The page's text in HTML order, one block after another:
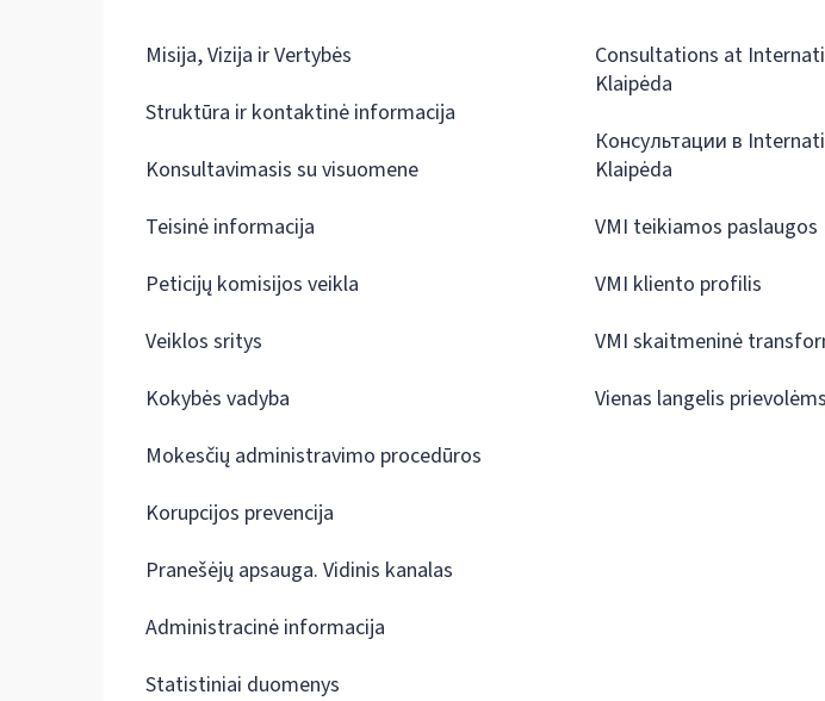
Misija, Vizija ir Vertybės
Struktūra ir kontaktinė informacija
Konsultavimasis su visuomene
Teisinė informacija
Peticijų komisijos veikla
Veiklos sritys
Kokybės vadyba
Mokesčių administravimo procedūros
Korupcijos prevencija
Pranešėjų apsauga. Vidinis kanalas
Administracinė informacija
Statistiniai duomenys
Consultations at
Klaipėda
Консультации в
Klaipėda
VMI teikiamos paslaugos
VMI kliento profilis
VMI skaitmeninė
Vienas langelis